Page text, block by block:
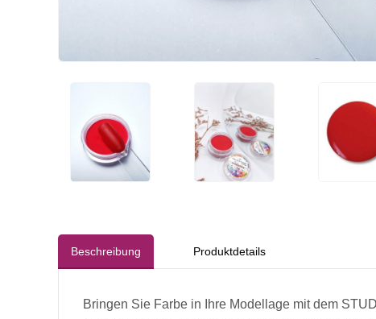
Beschreibung Produktdetails
Bringen Sie Farbe in Ihre Modellage mit dem